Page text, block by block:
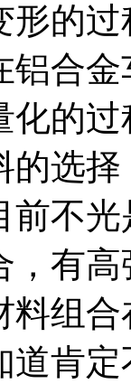
形的
铝合
化的
的选
前不
，有
料组
道肯